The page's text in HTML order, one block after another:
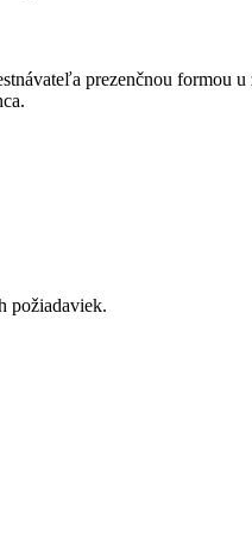
prezenčnou formou
požiadaviek.